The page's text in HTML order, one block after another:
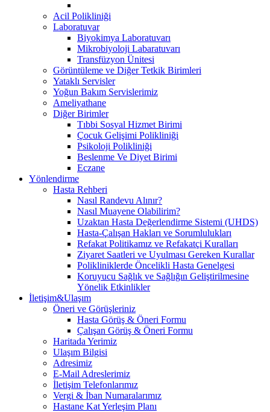
Acil Polikliniği
Laboratuvar
Biyokimya Laboratuvarı
Mikrobiyoloji Labaratuvarı
Transfüzyon Ünitesi
Görüntüleme ve Diğer Tetkik Birimleri
Yataklı Servisler
Yoğun Bakım Servislerimiz
Ameliyathane
Diğer Birimler
Tıbbi Sosyal Hizmet Birimi
Çocuk Gelişimi Polikliniği
Psikoloji Polikliniği
Beslenme Ve Diyet Birimi
Eczane
Yönlendirme
Hasta Rehberi
Nasıl Randevu Alınır?
Nasıl Muayene Olabilirim?
Uzaktan Hasta Değerlendirme Sistemi (UHDS)
Hasta-Çalışan Hakları ve Sorumlulukları
Refakat Politikamız ve Refakatçi Kuralları
Ziyaret Saatleri ve Uyulması Gereken Kurallar
Polikliniklerde Öncelikli Hasta Genelgesi
Koruyucu Sağlık ve Sağlığın Geliştirilmesine
Yönelik Etkinlikler
İletişim&Ulaşım
Öneri ve Görüşleriniz
Hasta Görüş & Öneri Formu
Çalışan Görüş & Öneri Formu
Haritada Yerimiz
Ulaşım Bilgisi
Adresimiz
E-Mail Adreslerimiz
İletişim Telefonlarımız
Vergi & İban Numaralarımız
Hastane Kat Yerleşim Planı